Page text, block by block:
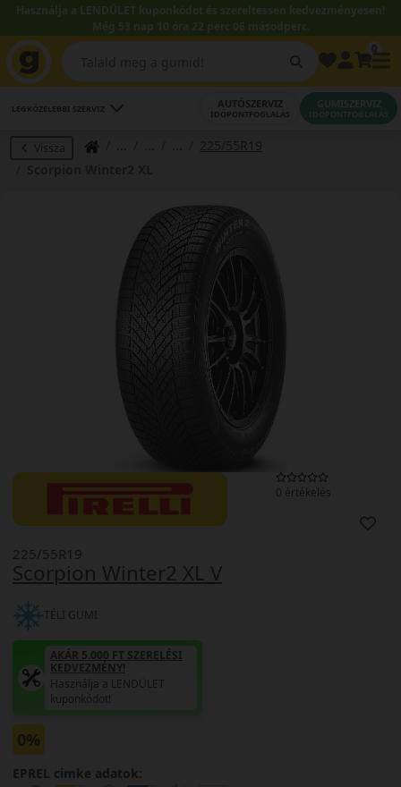
Használja a LENDÜLET kuponkódot és szereltessen kedvezményesen!
Még 53 nap 10 óra 22 perc 06 másodperc.
LEGKÖZELEBBI SZERVIZ AUTÓSZERVIZ
IDŐPONTFOGLALÁS
GUMISZERVIZ
IDŐPONTFOGLALÁS
Vissza
225/55R19
0 értékelés
Scorpion Winter2 XL V
225/55R19
TÉLI GUMI
AKÁR 5.000 FT SZERELÉSI
KEDVEZMÉNY!
Használja a LENDÜLET
kuponkódot!
0%
EPREL cimke adatok: